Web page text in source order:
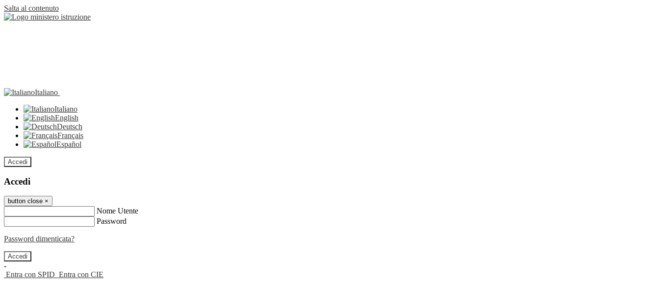
Salta al contenuto
Italiano
Italiano
English
Deutsch
Français
Español
Accedi
Accedi
button close ×
Nome Utente
Password
Password dimenticata?
-
Entra con SPID Entra con CIE